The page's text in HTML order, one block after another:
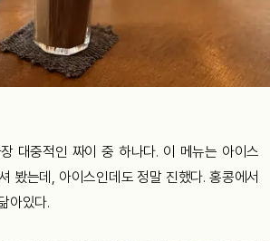
대중적인 짜이 중 하나다. 이 메뉴는 아이스
봤는데, 아이스인데도 정말 진했다. 홍콩에서
아있다.